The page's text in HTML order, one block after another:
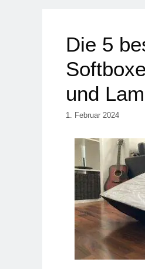
Die 5
und
1. Februar 2024